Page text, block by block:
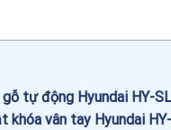
tự động Hyundai HY-
vân tay Hyundai